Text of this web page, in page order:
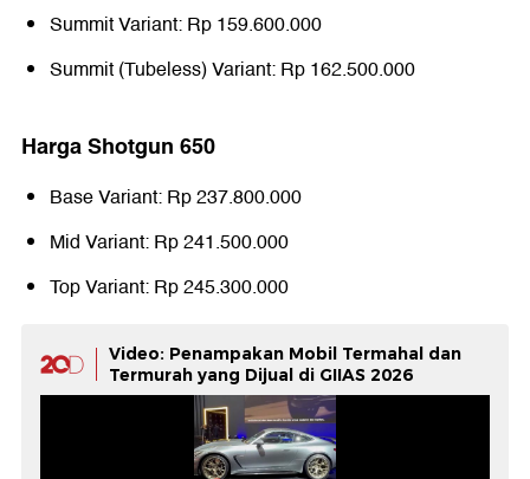
Summit Variant: Rp 159.600.000
Summit (Tubeless) Variant: Rp 162.500.000
Harga Shotgun 650
Base Variant: Rp 237.800.000
Mid Variant: Rp 241.500.000
Top Variant: Rp 245.300.000
Video: Penampakan Mobil Termahal dan
Termurah yang Dijual di GIIAS 2026